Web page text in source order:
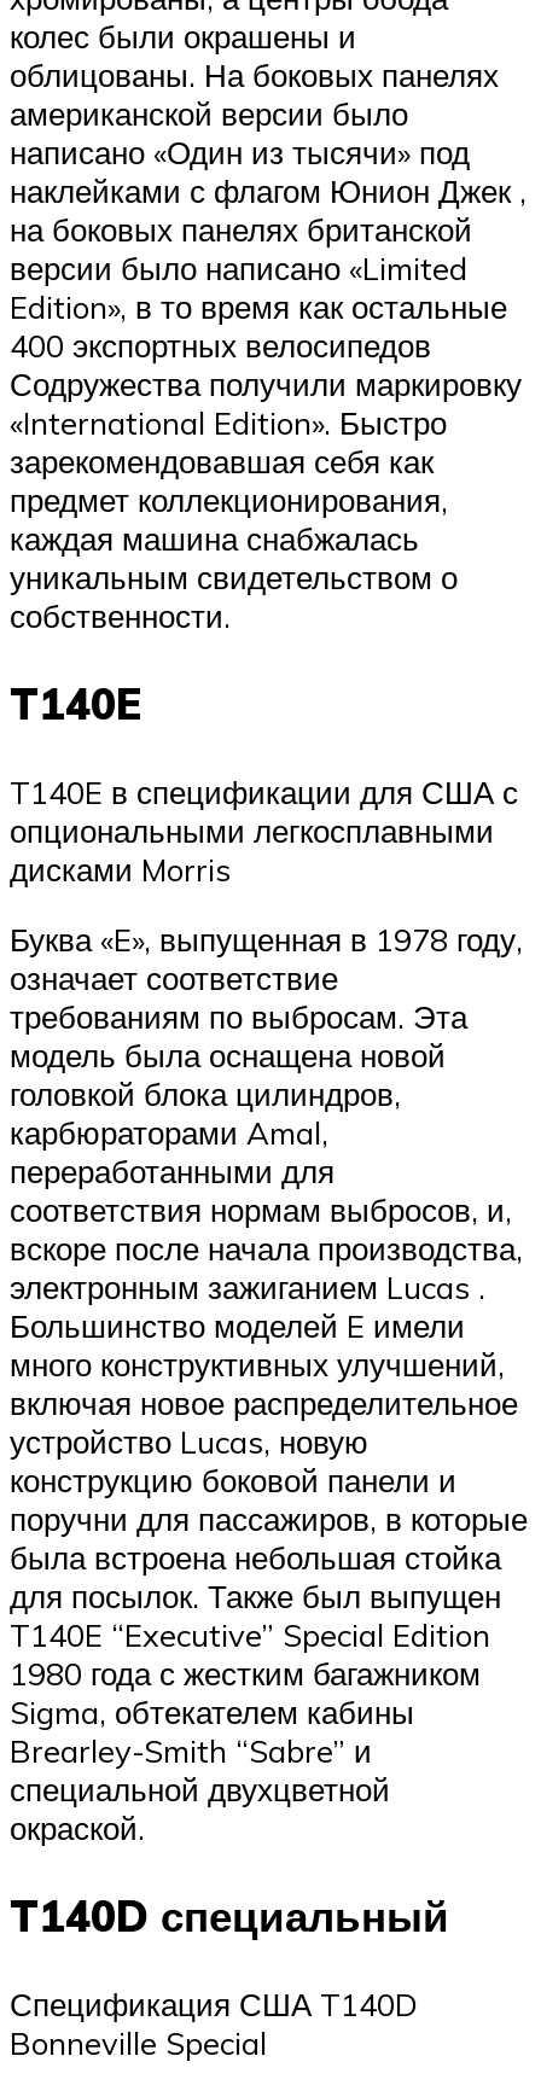
колес были окрашены и
облицованы. На боковых панелях
американской версии было
написано «Один из тысячи» под
наклейками с флагом Юнион Джек ,
на боковых панелях британской
версии было написано «Limited
Edition», в то время как остальные
400 экспортных велосипедов
Содружества получили маркировку
«International Edition». Быстро
зарекомендовавшая себя как
предмет коллекционирования,
каждая машина снабжалась
уникальным свидетельством о
собственности.
T140E
T140E в спецификации для США с
опциональными легкосплавными
дисками Morris
Буква «E», выпущенная в 1978 году,
означает соответствие
требованиям по выбросам. Эта
модель была оснащена новой
головкой блока цилиндров,
карбюраторами Amal,
переработанными для
соответствия нормам выбросов, и,
вскоре после начала производства,
электронным зажиганием Lucas .
Большинство моделей E имели
много конструктивных улучшений,
включая новое распределительное
устройство Lucas, новую
конструкцию боковой панели и
поручни для пассажиров, в которые
была встроена небольшая стойка
для посылок. Также был выпущен
T140E “Executive” Special Edition
1980 года с жестким багажником
Sigma, обтекателем кабины
Brearley-Smith “Sabre” и
специальной двухцветной
окраской.
T140D специальный
Спецификация США T140D
Bonneville Special